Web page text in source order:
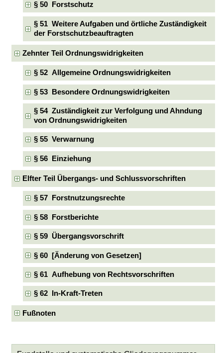
§ 50 Forstschutz
§ 51 Weitere Aufgaben und örtliche Zuständigkeit
der Forstschutzbeauftragten
Zehnter Teil Ordnungswidrigkeiten
§ 52 Allgemeine Ordnungswidrigkeiten
§ 53 Besondere Ordnungswidrigkeiten
§ 54 Zuständigkeit zur Verfolgung und Ahndung
von Ordnungswidrigkeiten
§ 55 Verwarnung
§ 56 Einziehung
Elfter Teil Übergangs- und Schlussvorschriften
§ 57 Forstnutzungsrechte
§ 58 Forstberichte
§ 59 Übergangsvorschrift
§ 60 [Änderung von Gesetzen]
§ 61 Aufhebung von Rechtsvorschriften
§ 62 In-Kraft-Treten
Fußnoten